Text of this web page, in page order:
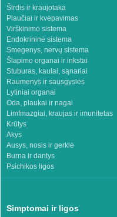
Širdis ir kraujotaka
Plaučiai ir kvėpavimas
Virškinimo sistema
Endokrininė sistema
Smegenys, nervų sistema
Šlapimo organai ir inkstai
Stuburas, kaulai, sąnariai
Raumenys ir sausgyslės
Lytiniai organai
Oda, plaukai ir nagai
Limfmazgiai, kraujas ir imunitetas
Krūtys
Akys
Ausys, nosis ir gerklė
Burna ir dantys
Psichikos ligos
Simptomai ir ligos